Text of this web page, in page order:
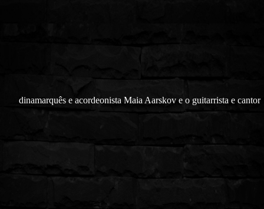
dinamarquês e acordeonista Maia Aarskov e o guitarrista e cantor